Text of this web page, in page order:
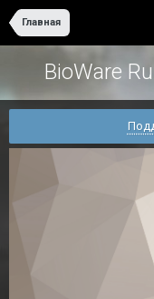
Главная
BioWare